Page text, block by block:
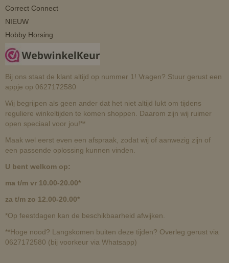
Correct Connect
NIEUW
Hobby Horsing
Bij ons staat de klant altijd op nummer 1! Vragen? Stuur gerust een
appje op 0627172580
Wij begrijpen als geen ander dat het niet altijd lukt om tijdens
reguliere winkeltijden te komen shoppen. Daarom zijn wij ruimer
open speciaal voor jou!**
Maak wel eerst even een afspraak, zodat wij of aanwezig zijn of
een passende oplossing kunnen vinden.
U bent welkom op:
ma t/m vr 10.00-20.00*
za t/m zo 12.00-20.00*
*Op feestdagen kan de beschikbaarheid afwijken.
**Hoge nood? Langskomen buiten deze tijden? Overleg gerust via
0627172580 (bij voorkeur via Whatsapp)